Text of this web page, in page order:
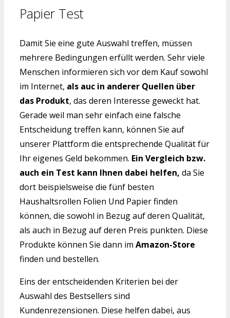
Papier Test
Damit Sie eine gute Auswahl treffen, müssen
mehrere Bedingungen erfüllt werden. Sehr viele
Menschen informieren sich vor dem Kauf sowohl
im Internet, als auc in anderer Quellen über
das Produkt, das deren Interesse geweckt hat.
Gerade weil man sehr einfach eine falsche
Entscheidung treffen kann, können Sie auf
unserer Plattform die entsprechende Qualität für
Ihr eigenes Geld bekommen. Ein Vergleich bzw.
auch ein Test kann Ihnen dabei helfen, da Sie
dort beispielsweise die fünf besten
Haushaltsrollen Folien Und Papier finden
können, die sowohl in Bezug auf deren Qualität,
als auch in Bezug auf deren Preis punkten. Diese
Produkte können Sie dann im Amazon-Store
finden und bestellen.
Eins der entscheidenden Kriterien bei der
Auswahl des Bestsellers sind
Kundenrezensionen. Diese helfen dabei, aus